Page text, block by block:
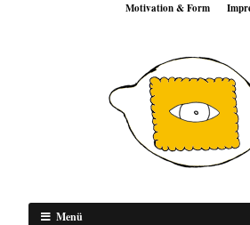
Motivation & Form
Menü